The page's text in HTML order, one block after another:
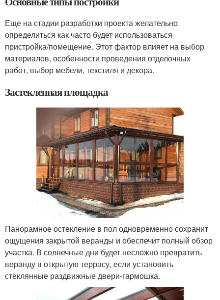
Еще на стадии разработки проекта желательно
определиться как часто будет использоваться
пристройка/помещение. Этот фактор влияет на выбор
материалов, особенности проведения отделочных
работ, выбор мебели, текстиля и декора.
Застекленная площадка
Панорамное остекление в пол одновременно сохранит
ощущения закрытой веранды и обеспечит полный обзор
участка. В солнечные дни будет несложно превратить
веранду в открытую террасу, если установить
стеклянные раздвижные двери-гармошка.